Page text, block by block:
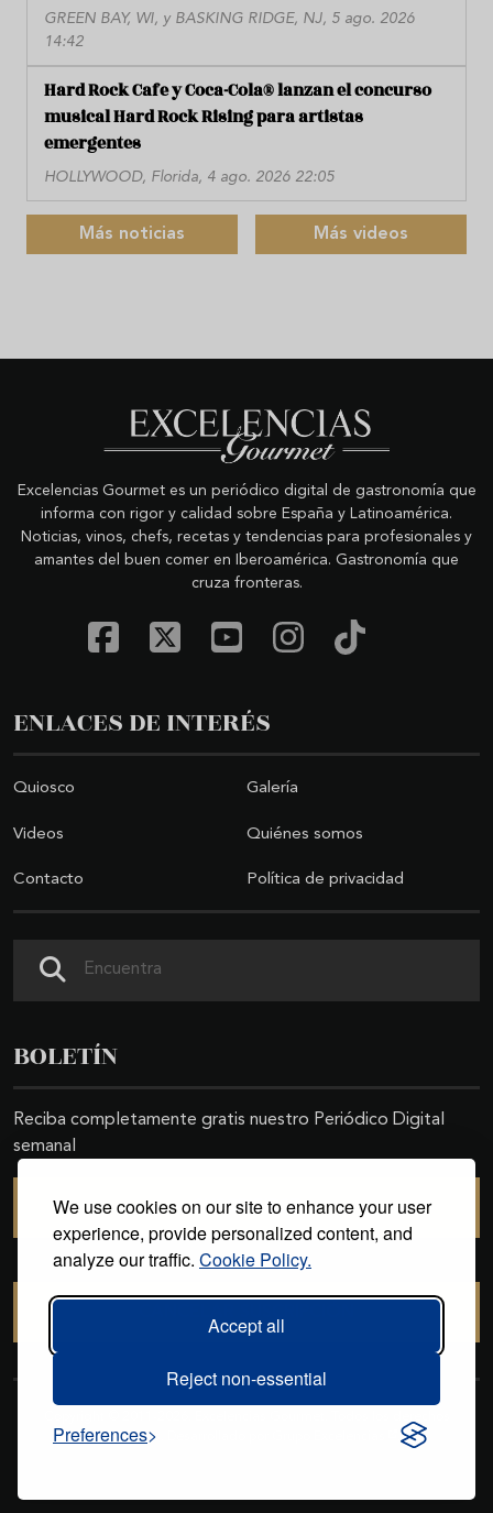
We use cookies on our site to enhance your user
experience, provide personalized content, and
analyze our traffic. Cookie Policy.
Accept all
Reject non-essential
Preferences
GREEN BAY, WI, y BASKING RIDGE, NJ, 5 ago. 2026
14:42
Hard Rock Cafe y Coca-Cola® lanzan el concurso
musical Hard Rock Rising para artistas
emergentes
HOLLYWOOD, Florida, 4 ago. 2026 22:05
Más noticias Más videos
Excelencias Gourmet es un periódico digital de gastronomía que
informa con rigor y calidad sobre España y Latinoamérica.
Noticias, vinos, chefs, recetas y tendencias para profesionales y
amantes del buen comer en Iberoamérica. Gastronomía que
cruza fronteras.
ENLACES DE INTERÉS
Quiosco Galería
Videos Quiénes somos
Contacto Política de privacidad
BOLETÍN
Reciba completamente gratis nuestro Periódico Digital
semanal
SUSCRIBIRSE
reservados. Desarrollado por
.